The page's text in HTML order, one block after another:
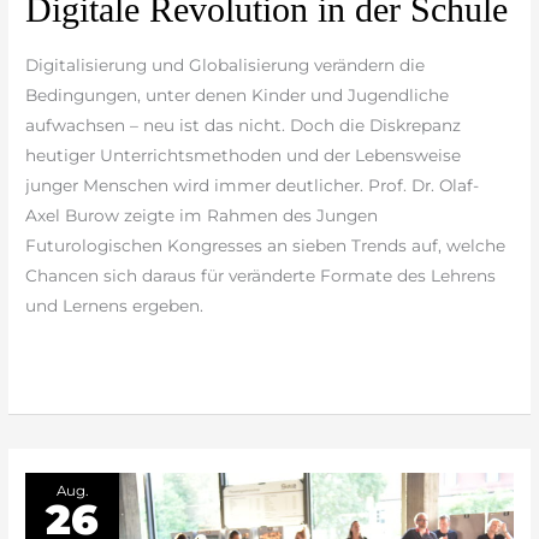
Digitale Revolution in der Schule
Digitalisierung und Globalisierung verändern die
Bedingungen, unter denen Kinder und Jugendliche
aufwachsen – neu ist das nicht. Doch die Diskrepanz
heutiger Unterrichtsmethoden und der Lebensweise
junger Menschen wird immer deutlicher. Prof. Dr. Olaf-
Axel Burow zeigte im Rahmen des Jungen
Futurologischen Kongresses an sieben Trends auf, welche
Chancen sich daraus für veränderte Formate des Lehrens
und Lernens ergeben.
Revolution
in
der
Schule
Aug.
26